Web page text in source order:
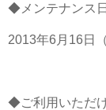
◆メンテナンス
2013年6月16日
◆ご利用いただ